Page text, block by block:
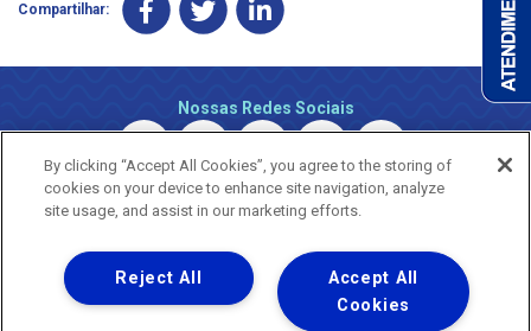
Compartilhar:
Nossas Redes Sociais
Copyright © 2026 - Todos os Direitos Reservados.
By clicking “Accept All Cookies”, you agree to the storing of
cookies on your device to enhance site navigation, analyze
site usage, and assist in our marketing efforts.
Accept All
Cookies
Reject All